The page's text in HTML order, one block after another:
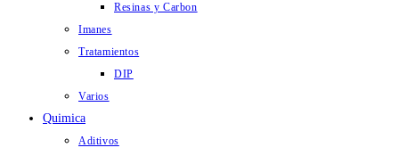
Resinas y Carbon
Imanes
Tratamientos
DIP
Varios
Quimica
Aditivos